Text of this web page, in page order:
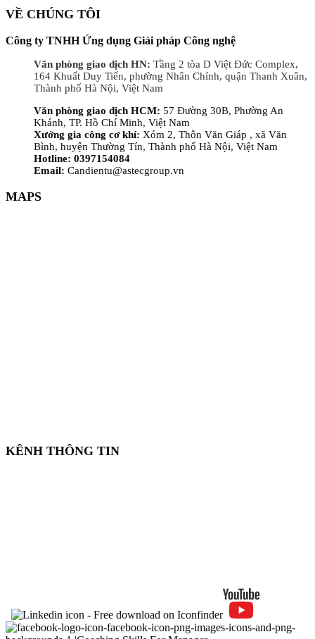
VỀ CHÚNG TÔI
Công ty TNHH Ứng dụng Giải pháp Công nghệ
Văn phòng giao dịch HN: Tầng 2 tòa D Việt Đức Complex,
164 Khuất Duy Tiến, phường Nhân Chính, quận Thanh Xuân,
Thành phố Hà Nội, Việt Nam
Văn phòng giao dịch HCM: 57 Đường 30B, Phường An
Khánh, TP. Hồ Chí Minh, Việt Nam
Xưởng gia công cơ khí: Xóm 2, Thôn Văn Giáp , xã Văn
Bình, huyện Thường Tín, Thành phố Hà Nội, Việt Nam
Hotline: 0397154084
Email: Candientu@astecgroup.vn
MAPS
KÊNH THÔNG TIN